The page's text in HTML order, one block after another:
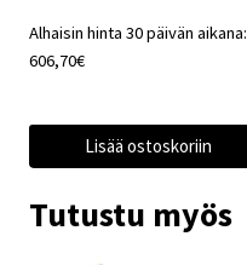
Alhaisin hinta 30 päivän aikana:
606,70€
Lisää ostoskoriin
Tutustu myös